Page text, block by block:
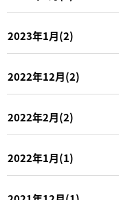
2023年1月(2)
2022年12月(2)
2022年2月(2)
2022年1月(1)